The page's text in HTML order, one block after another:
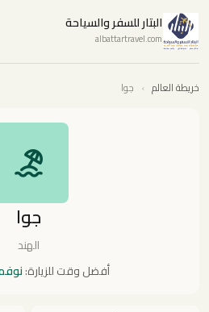
البتار للسفر والسياحة
albattartravel.com
خريطة العالم › جوا
جوا
الهند
أفضل وقت للزيارة: